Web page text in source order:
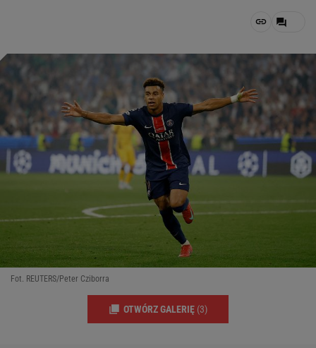
Fot. REUTERS/Peter Cziborra
OTWÓRZ GALERIĘ (3)